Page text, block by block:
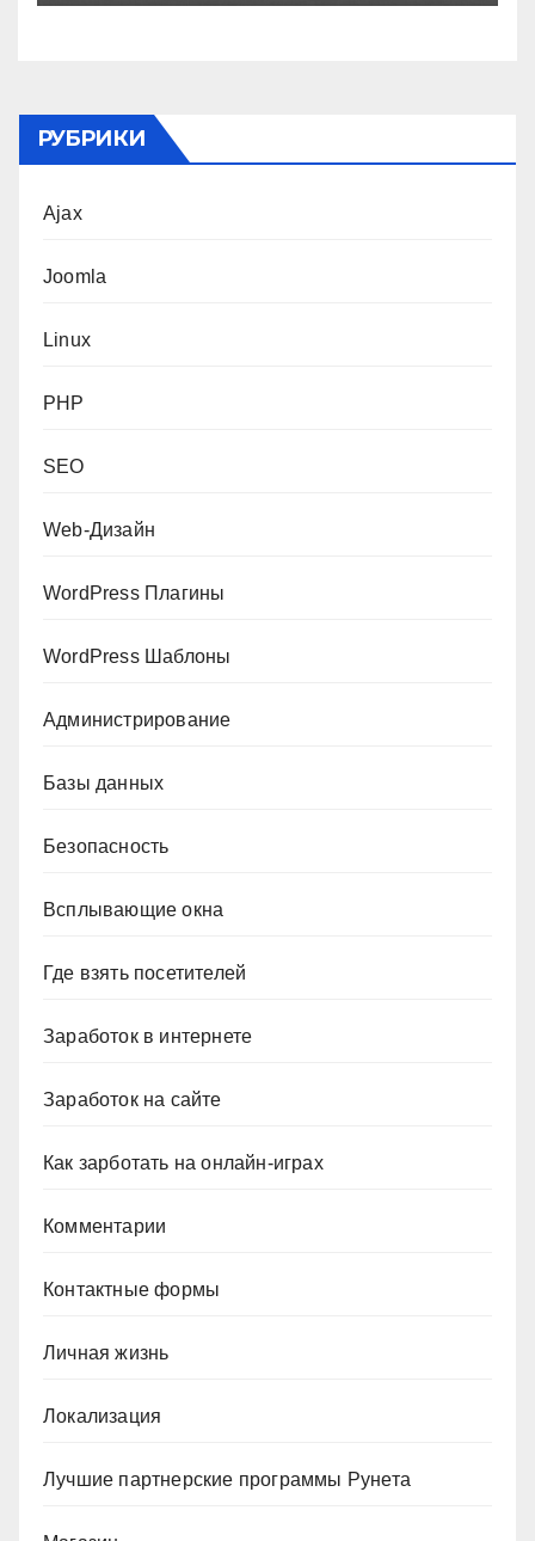
РУБРИКИ
Ajax
Joomla
Linux
PHP
SEO
Web-Дизайн
WordPress Плагины
WordPress Шаблоны
Администрирование
Базы данных
Безопасность
Всплывающие окна
Где взять посетителей
Заработок в интернете
Заработок на сайте
Как зарботать на онлайн-играх
Комментарии
Контактные формы
Личная жизнь
Локализация
Лучшие партнерские программы Рунета